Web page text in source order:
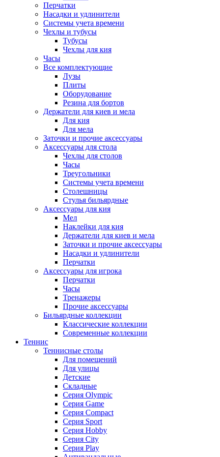
Перчатки
Насадки и удлинители
Системы учета времени
Чехлы и тубусы
Тубусы
Чехлы для кия
Часы
Все комплектующие
Лузы
Плиты
Оборудование
Резина для бортов
Держатели для киев и мела
Для кия
Для мела
Заточки и прочие аксессуары
Аксессуары для стола
Чехлы для столов
Часы
Треугольники
Системы учета времени
Столешницы
Стулья бильярдные
Аксессуары для кия
Мел
Наклейки для кия
Держатели для киев и мела
Заточки и прочие аксессуары
Насадки и удлинители
Перчатки
Аксессуары для игрока
Перчатки
Часы
Тренажеры
Прочие аксессуары
Бильярдные коллекции
Классические коллекции
Современные коллекции
Теннис
Теннисные столы
Для помещений
Для улицы
Детские
Складные
Серия Olympic
Серия Game
Серия Compact
Серия Sport
Серия Hobby
Серия City
Серия Play